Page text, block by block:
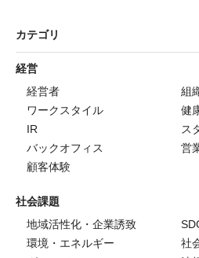
カテゴリ
経営
経営者
組
ワークスタイル
健
IR
ス
バックオフィス
営
顧客体験
社会課題
地域活性化・企業誘致
環境・エネルギー
社